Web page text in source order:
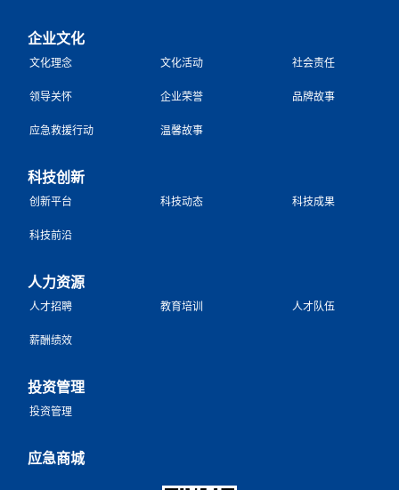
企业文化
文化理念 文化活动 社会责任
领导关怀 企业荣誉 品牌故事
应急救援行动 温馨故事
科技创新
创新平台 科技动态 科技成果
科技前沿
人力资源
人才招聘 教育培训 人才队伍
薪酬绩效
投资管理
投资管理
应急商城